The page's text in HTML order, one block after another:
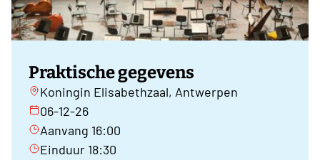
Praktische gegevens
Koningin Elisabethzaal, Antwerpen
06-12-26
Aanvang 16:00
Einduur 18:30